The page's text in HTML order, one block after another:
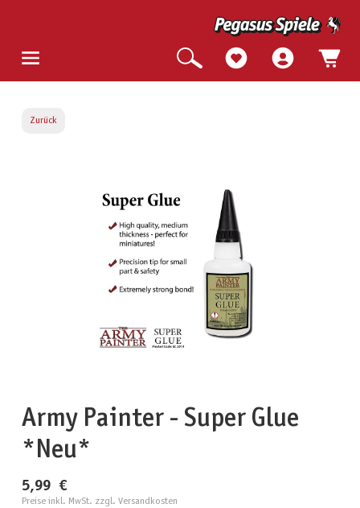
Zurück
Army Painter - Super Glue
*Neu*
5,99 €
Preise inkl. MwSt. zzgl. Versandkosten